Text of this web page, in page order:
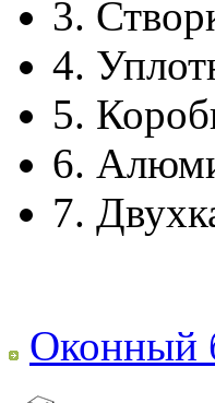
3.
4.
5.
6.
7.
Оконный